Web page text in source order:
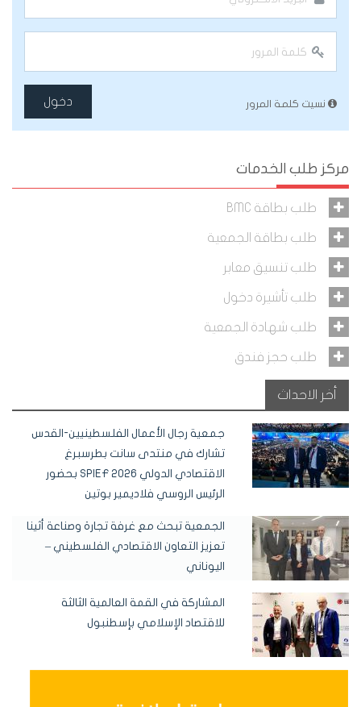
نسيت كلمة المرور دخول
مركز طلب الخدمات
طلب بطاقة BMC
طلب بطاقة الجمعية
طلب تنسيق معابر
طلب تأشيرة دخول
طلب شهادة الجمعية
طلب حجز فندق
أخر الاحداث
جمعية رجال الأعمال الفلسطينيين-القدس
تشارك في منتدى سانت بطرسبرغ
الاقتصادي الدولي SPIEF 2026 بحضور
الرئيس الروسي فلاديمير بوتين
الجمعية تبحث مع غرفة تجارة وصناعة أثينا
تعزيز التعاون الاقتصادي الفلسطيني –
اليوناني
المشاركة في القمة العالمية الثالثة
للاقتصاد الإسلامي بإسطنبول